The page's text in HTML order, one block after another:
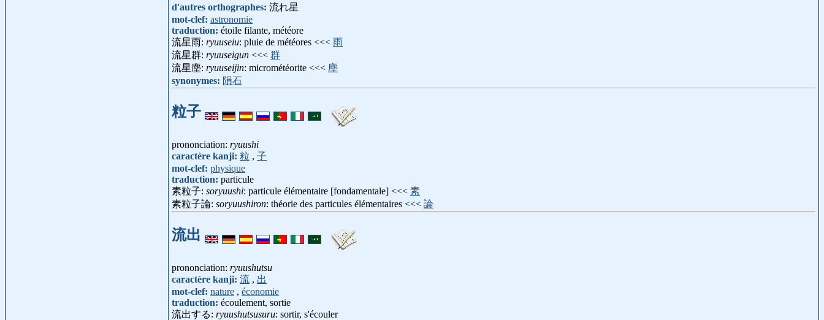
d'autres orthographes: 流れ星
mot-clef: astronomie
traduction: étoile filante, météore
流星雨: ryuuseiu: pluie de météores <<< 雨
流星群: ryuuseigun <<< 群
流星塵: ryuuseijin: micrométéorite <<< 塵
synonymes: 隕石
粒子
prononciation: ryuushi
caractère kanji: 粒 , 子
mot-clef: physique
traduction: particule
素粒子: soryuushi: particule élémentaire [fondamentale] <<< 素
素粒子論: soryuushiron: théorie des particules élémentaires <<< 論
流出
prononciation: ryuushutsu
caractère kanji: 流 , 出
mot-clef: nature , économie
traduction: écoulement, sortie
流出する: ryuushutsusuru: sortir, s'écouler